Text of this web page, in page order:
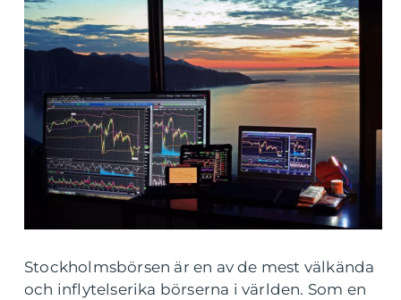
Stockholmsbörsen är en av de mest välkända
och inflytelserika börserna i världen. Som en